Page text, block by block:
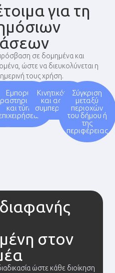
για τη
σε δομημένα και
ώστε να διευκολύνεται η
τους χρήση.
Εμπορική
και τύποι
Κινητικότητα
και αστική
συμπεριφορά
Σύγκριση
μεταξύ
περιοχών
του δήμου ή
της
περιφέρειας
στον
ώστε κάθε διοίκηση